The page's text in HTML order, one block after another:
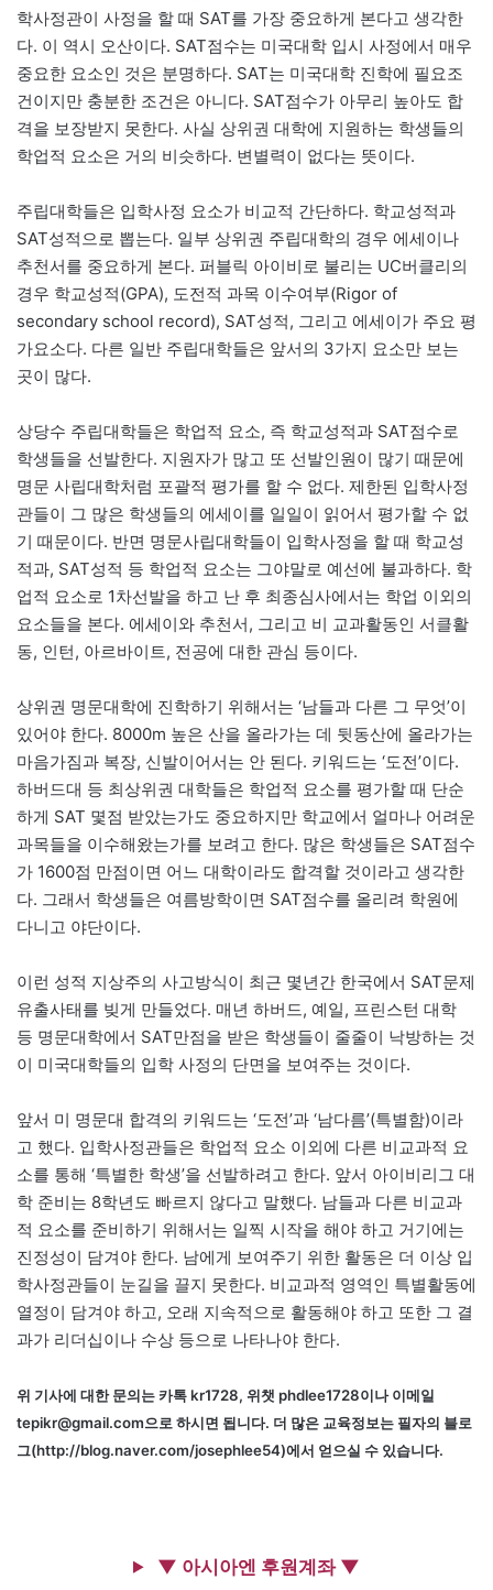
학사정관이 사정을 할 때 SAT를 가장 중요하게 본다고 생각한
다. 이 역시 오산이다. SAT점수는 미국대학 입시 사정에서 매우
중요한 요소인 것은 분명하다. SAT는 미국대학 진학에 필요조
건이지만 충분한 조건은 아니다. SAT점수가 아무리 높아도 합
격을 보장받지 못한다. 사실 상위권 대학에 지원하는 학생들의
학업적 요소은 거의 비슷하다. 변별력이 없다는 뜻이다.
주립대학들은 입학사정 요소가 비교적 간단하다. 학교성적과
SAT성적으로 뽑는다. 일부 상위권 주립대학의 경우 에세이나
추천서를 중요하게 본다. 퍼블릭 아이비로 불리는 UC버클리의
경우 학교성적(GPA), 도전적 과목 이수여부(Rigor of
secondary school record), SAT성적, 그리고 에세이가 주요 평
가요소다. 다른 일반 주립대학들은 앞서의 3가지 요소만 보는
곳이 많다.
상당수 주립대학들은 학업적 요소, 즉 학교성적과 SAT점수로
학생들을 선발한다. 지원자가 많고 또 선발인원이 많기 때문에
명문 사립대학처럼 포괄적 평가를 할 수 없다. 제한된 입학사정
관들이 그 많은 학생들의 에세이를 일일이 읽어서 평가할 수 없
기 때문이다. 반면 명문사립대학들이 입학사정을 할 때 학교성
적과, SAT성적 등 학업적 요소는 그야말로 예선에 불과하다. 학
업적 요소로 1차선발을 하고 난 후 최종심사에서는 학업 이외의
요소들을 본다. 에세이와 추천서, 그리고 비 교과활동인 서클활
동, 인턴, 아르바이트, 전공에 대한 관심 등이다.
상위권 명문대학에 진학하기 위해서는 ‘남들과 다른 그 무엇’이
있어야 한다. 8000m 높은 산을 올라가는 데 뒷동산에 올라가는
마음가짐과 복장, 신발이어서는 안 된다. 키워드는 ‘도전’이다.
하버드대 등 최상위권 대학들은 학업적 요소를 평가할 때 단순
하게 SAT 몇점 받았는가도 중요하지만 학교에서 얼마나 어려운
과목들을 이수해왔는가를 보려고 한다. 많은 학생들은 SAT점수
가 1600점 만점이면 어느 대학이라도 합격할 것이라고 생각한
다. 그래서 학생들은 여름방학이면 SAT점수를 올리려 학원에
다니고 야단이다.
이런 성적 지상주의 사고방식이 최근 몇년간 한국에서 SAT문제
유출사태를 빚게 만들었다. 매년 하버드, 예일, 프린스턴 대학
등 명문대학에서 SAT만점을 받은 학생들이 줄줄이 낙방하는 것
이 미국대학들의 입학 사정의 단면을 보여주는 것이다.
앞서 미 명문대 합격의 키워드는 ‘도전’과 ‘남다름’(특별함)이라
고 했다. 입학사정관들은 학업적 요소 이외에 다른 비교과적 요
소를 통해 ‘특별한 학생’을 선발하려고 한다. 앞서 아이비리그 대
학 준비는 8학년도 빠르지 않다고 말했다. 남들과 다른 비교과
적 요소를 준비하기 위해서는 일찍 시작을 해야 하고 거기에는
진정성이 담겨야 한다. 남에게 보여주기 위한 활동은 더 이상 입
학사정관들이 눈길을 끌지 못한다. 비교과적 영역인 특별활동에
열정이 담겨야 하고, 오래 지속적으로 활동해야 하고 또한 그 결
과가 리더십이나 수상 등으로 나타나야 한다.
위 기사에 대한 문의는 카톡 kr1728, 위챗 phdlee1728이나 이메일
tepikr@gmail.com으로 하시면 됩니다. 더 많은 교육정보는 필자의 블로
그(http://blog.naver.com/josephlee54)에서 얻으실 수 있습니다.
▼ 아시아엔 후원계좌 ▼